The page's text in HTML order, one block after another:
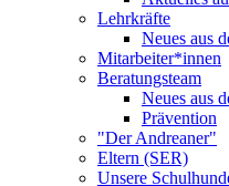
Lehrkräfte
Neues aus
Mitarbeiter*innen
Beratungsteam
Neues aus
Prävention
"Der Andreaner"
Eltern (SER)
Unsere